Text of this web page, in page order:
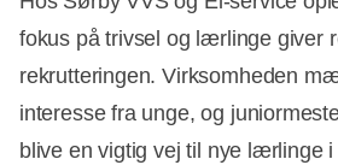
fokus på trivsel og lærlinge giver
rekrutteringen. Virksomheden
interesse fra unge, og
blive en vigtig vej til nye lærlinge